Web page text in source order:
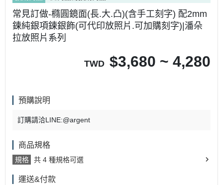
常見訂做-橢圓鏡面(長.大.凸)(含手工刻字) 配2mm
鍊純銀項鍊銀飾(可代印放照片.可加購刻字)|潘朵
拉放照片系列
TWD $3,680 ~ 4,280
預購說明
訂購請洽LINE:@argent
商品規格
規格 共 4 種規格可選
運送&付款